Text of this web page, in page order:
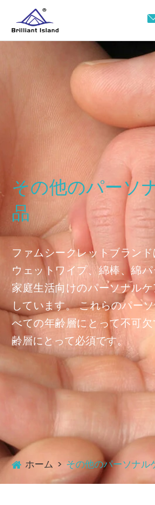
その他のパーソ
品
ファムシークレットブラン
ウェットワイプ、綿棒、綿
家庭生活向けのパーソナル
しています。 これらのパー
べての年齢層にとって不可
齢層にとって必須です。
ホーム その他のパーソナル